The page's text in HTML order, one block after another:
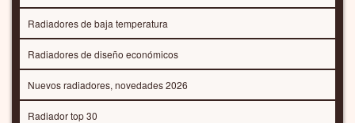
Radiadores de baja temperatura
Radiadores de diseño económicos
Nuevos radiadores, novedades 2026
Radiador top 30